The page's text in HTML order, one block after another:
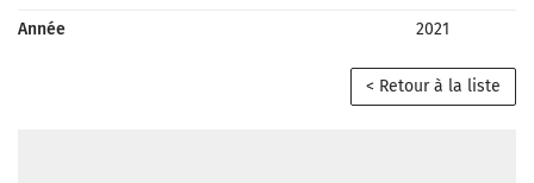
Année
2021
< Retour à la liste